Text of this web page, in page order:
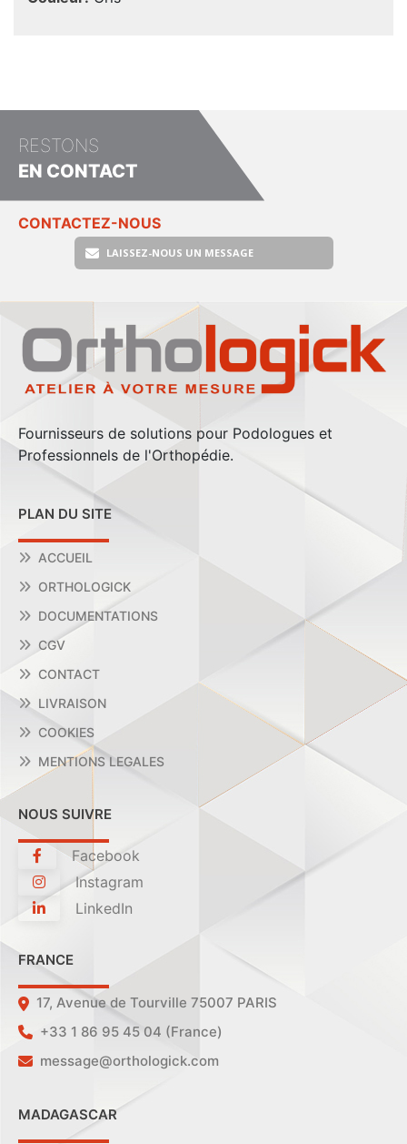
RESTONS
EN CONTACT
CONTACTEZ-NOUS
LAISSEZ-NOUS UN MESSAGE
Fournisseurs de solutions pour Podologues et
Professionnels de l'Orthopédie.
PLAN DU SITE
ACCUEIL
ORTHOLOGICK
DOCUMENTATIONS
CGV
CONTACT
LIVRAISON
COOKIES
MENTIONS LEGALES
NOUS SUIVRE
Facebook
Instagram
LinkedIn
FRANCE
17, Avenue de Tourville 75007 PARIS
+33 1 86 95 45 04 (France)
message@orthologick.com
MADAGASCAR